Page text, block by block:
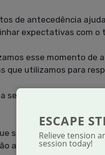
de antecedência
expectativas com o
esse momento
que utilizamos para
sessão de massagem
surgirem e
antiga ou mudança no
ESCAPE
Relieve tension
session today!